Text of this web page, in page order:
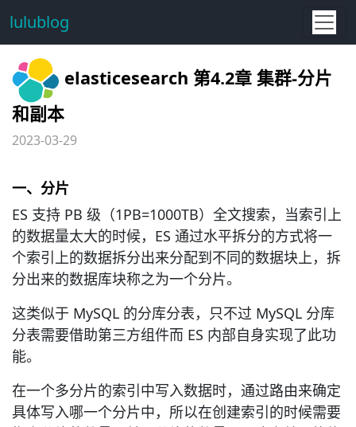
lulublog
elasticesearch 第4.2章 集群-分片
和副本
2023-03-29
一、分片
ES 支持 PB 级（1PB=1000TB）全文搜索，当索引上
的数据量太大的时候，ES 通过水平拆分的方式将一
个索引上的数据拆分出来分配到不同的数据块上，拆
分出来的数据库块称之为一个分片。
这类似于 MySQL 的分库分表，只不过 MySQL 分库
分表需要借助第三方组件而 ES 内部自身实现了此功
能。
在一个多分片的索引中写入数据时，通过路由来确定
具体写入哪一个分片中，所以在创建索引的时候需要